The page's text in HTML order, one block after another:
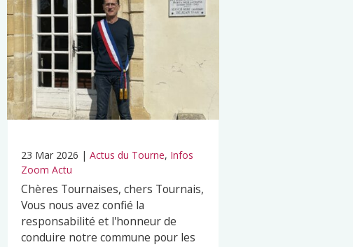
23 Mar 2026 |Actus du Tourne, Infos
Zoom Actu
Chères Tournaises, chers Tournais,
Vous nous avez confié la
responsabilité et l'honneur de
conduire notre commune pour les